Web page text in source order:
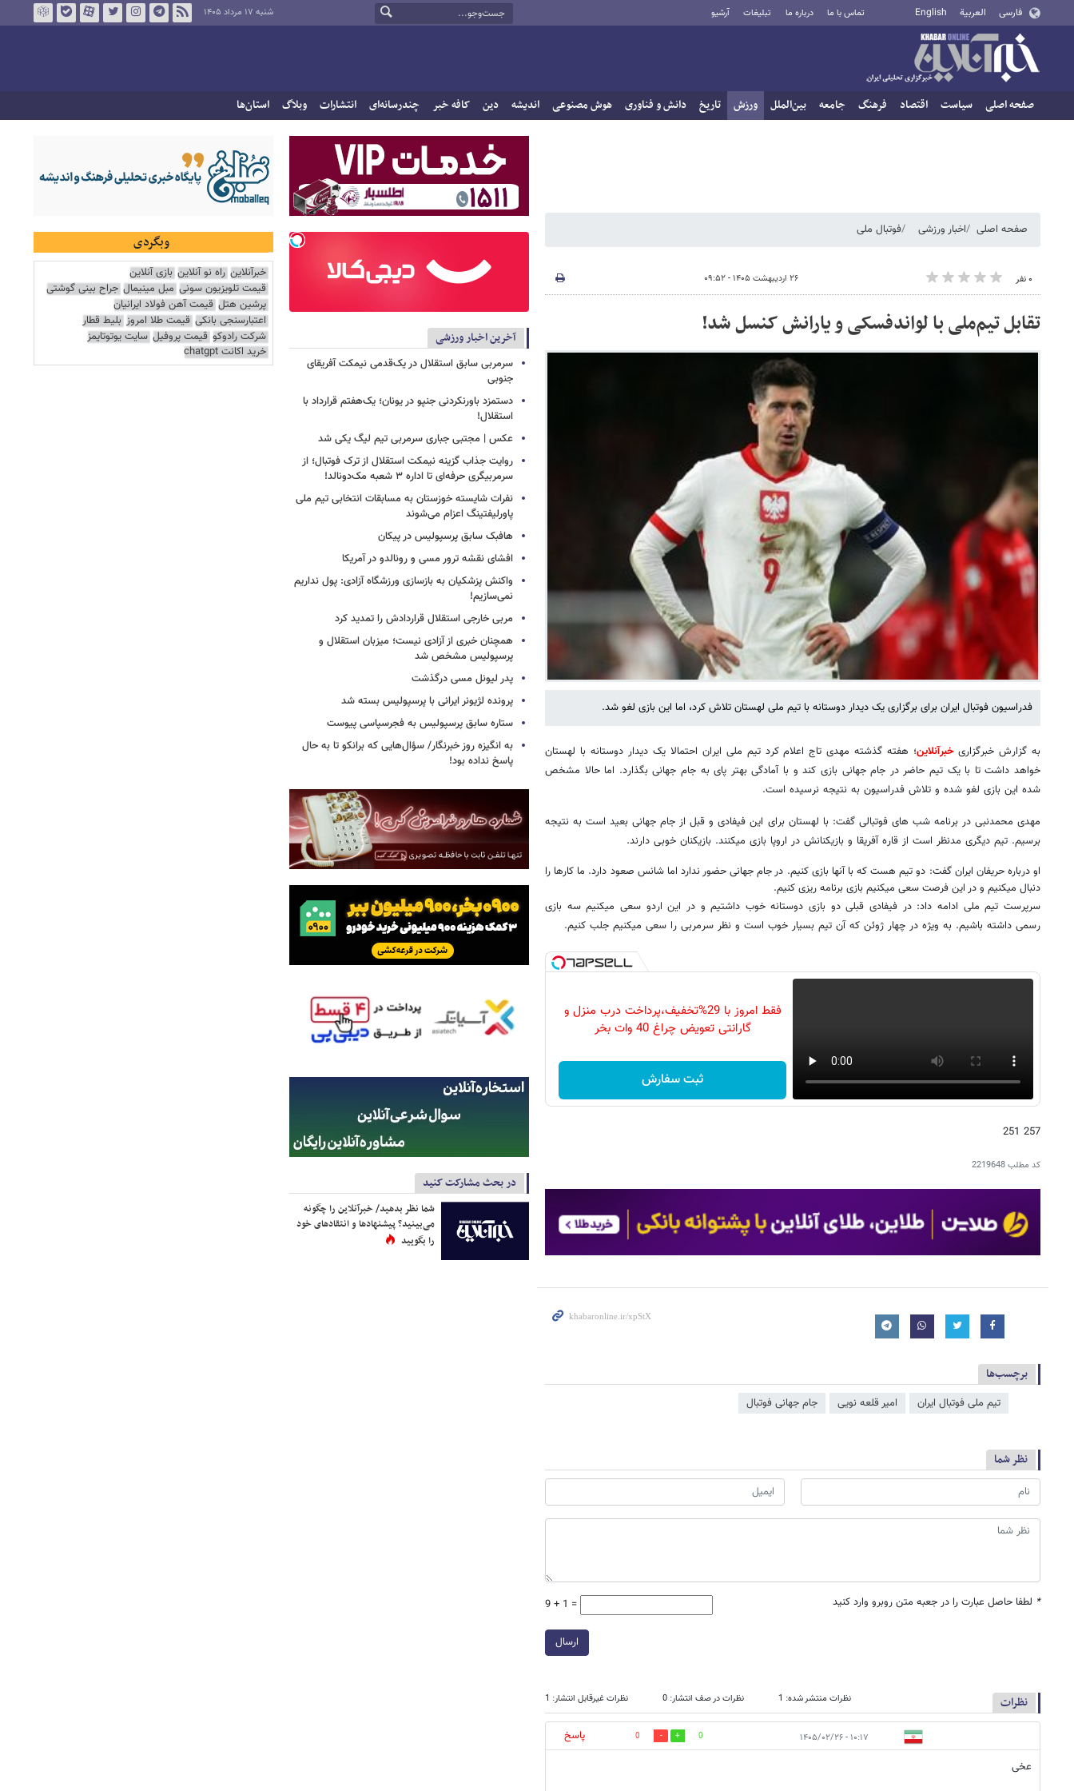
فارسی العربية English تماس با ما درباره ما تبلیغات آرشیو شنبه ۱۷ مرداد ۱۴۰۵
صفحه اصلی سیاست اقتصاد فرهنگ جامعه بین‌الملل ورزش تاریخ دانش و فناوری هوش مصنوعی اندیشه دین کافه خبر چندرسانه‌ای انتشارات وبلاگ استان‌ها
صفحه اصلی اخبار ورزشی فوتبال ملی
۰ نفر ۲۶ اردیبهشت ۱۴۰۵ - ۰۹:۵۲
تقابل تیم‌ملی با لواندفسکی و یارانش کنسل شد!
فدراسیون فوتبال ایران برای برگزاری یک دیدار دوستانه با تیم ملی لهستان تلاش کرد، اما این بازی لغو شد.
به گزارش خبرگزاریخبرآنلاین؛ هفته گذشته مهدی تاج اعلام کرد تیم ملی ایران احتمالا یک دیدار دوستانه با لهستان
خواهد داشت تا با یک تیم حاضر در جام جهانی بازی کند و با آمادگی بهتر پای به جام جهانی بگذارد. اما حالا مشخص
شده این بازی لغو شده و تلاش فدراسیون به نتیجه نرسیده است.
مهدی محمدنبی در برنامه شب های فوتبالی گفت: با لهستان برای این فیفادی و قبل از جام جهانی بعید است به نتیجه
برسیم. تیم دیگری مدنظر است از قاره آفریقا و بازیکنانش در اروپا بازی میکنند. بازیکنان خوبی دارند.
او درباره حریفان ایران گفت: دو تیم هست که با آنها بازی کنیم. در جام جهانی حضور ندارد اما شانس صعود دارد. ما کارها را
دنبال میکنیم و در این فرصت سعی میکنیم بازی برنامه ریزی کنیم.
سرپرست تیم ملی ادامه داد: در فیفادی قبلی دو بازی دوستانه خوب داشتیم و در این اردو سعی میکنیم سه بازی
رسمی داشته باشیم. به ویژه در چهار ژوئن که آن تیم بسیار خوب است و نظر سرمربی را سعی میکنیم جلب کنیم.
فقط امروز با 29%تخفیف،پرداخت درب منزل و
گارانتی تعویض چراغ 40 وات بخر
ثبت سفارش
257 251
کد مطلب2219648
برچسب‌ها
تیم ملی فوتبال ایران امیر قلعه نویی جام جهانی فوتبال
نظر شما
* لطفا حاصل عبارت را در جعبه متن روبرو وارد کنید 9 + 1 =
ارسال
نظرات نظرات منتشر شده: 1 نظرات در صف انتشار: 0 نظرات غیرقابل انتشار: 1
۱۰:۱۷ - ۱۴۰۵/۰۲/۲۶ 0
0
پاسخ
عخی
آخرین اخبار ورزشی
سرمربی سابق استقلال در یک‌قدمی نیمکت آفریقای
جنوبی
دستمزد باورنکردنی جنپو در یونان؛ یک‌هفتم قرارداد با
استقلال!
عکس | مجتبی جباری سرمربی تیم لیگ یکی شد
روایت جذاب گزینه نیمکت استقلال از ترک فوتبال؛ از
سرمربیگری حرفه‌ای تا اداره ۳ شعبه مک‌دونالد!
نفرات شایسته خوزستان به مسابقات انتخابی تیم ملی
پاورلیفتینگ اعزام می‌شوند
هافبک سابق پرسپولیس در پیکان
افشای نقشه ترور مسی و رونالدو در آمریکا
واکنش پزشکیان به بازسازی ورزشگاه آزادی: پول نداریم
نمی‌سازیم!
مربی خارجی استقلال قراردادش را تمدید کرد
همچنان خبری از آزادی نیست؛ میزبان استقلال و
پرسپولیس مشخص شد
پدر لیونل مسی درگذشت
پرونده لژیونر ایرانی با پرسپولیس بسته شد
ستاره سابق پرسپولیس به فجرسپاسی پیوست
به انگیزه روز خبرنگار/ سؤال‌هایی که برانکو تا به حال
پاسخ نداده بود!
در بحث مشارکت کنید
شما نظر بدهید/ خبرآنلاین را چگونه
می‌بینید؟ پیشنهادها و انتقادهای خود
را بگویید
وبگردی
خبرآنلاین راه نو آنلاین بازی آنلاین
قیمت تلویزیون سونی مبل مینیمال جراح بینی گوشتی
پرشین هتل قیمت آهن فولاد ایرانیان
اعتبارسنجی بانکی قیمت طلا امروز بلیط قطار
شرکت رادوکو قیمت پروفیل سایت یوتوتایمز
خرید اکانت chatgpt